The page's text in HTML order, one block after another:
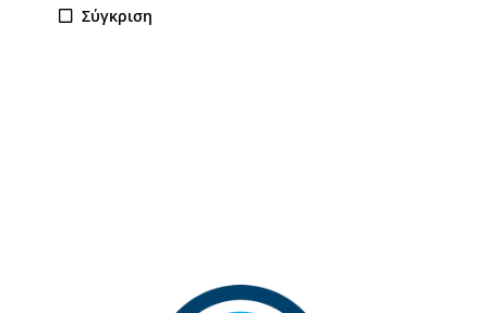
Σύγκριση